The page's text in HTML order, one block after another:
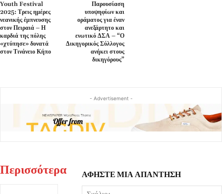
Youth Festival
2025: Τρεις ημέρες
νεανικής έμπνευσης
στον Πειραιά – Η
καρδιά της πόλης
«χτύπησε» δυνατά
στον Τινάνειο Κήπο
Παρουσίαση
υποψηφίων και
οράματος για έναν
ανεξάρτητο και
ενωτικό ΔΣΑ – “Ο
Δικηγορικός Σύλλογος
ανήκει στους
δικηγόρους”
- Advertisement -
Περισσότερα ΑΦΗΣΤΕ ΜΙΑ ΑΠΑΝΤΗΣΗ